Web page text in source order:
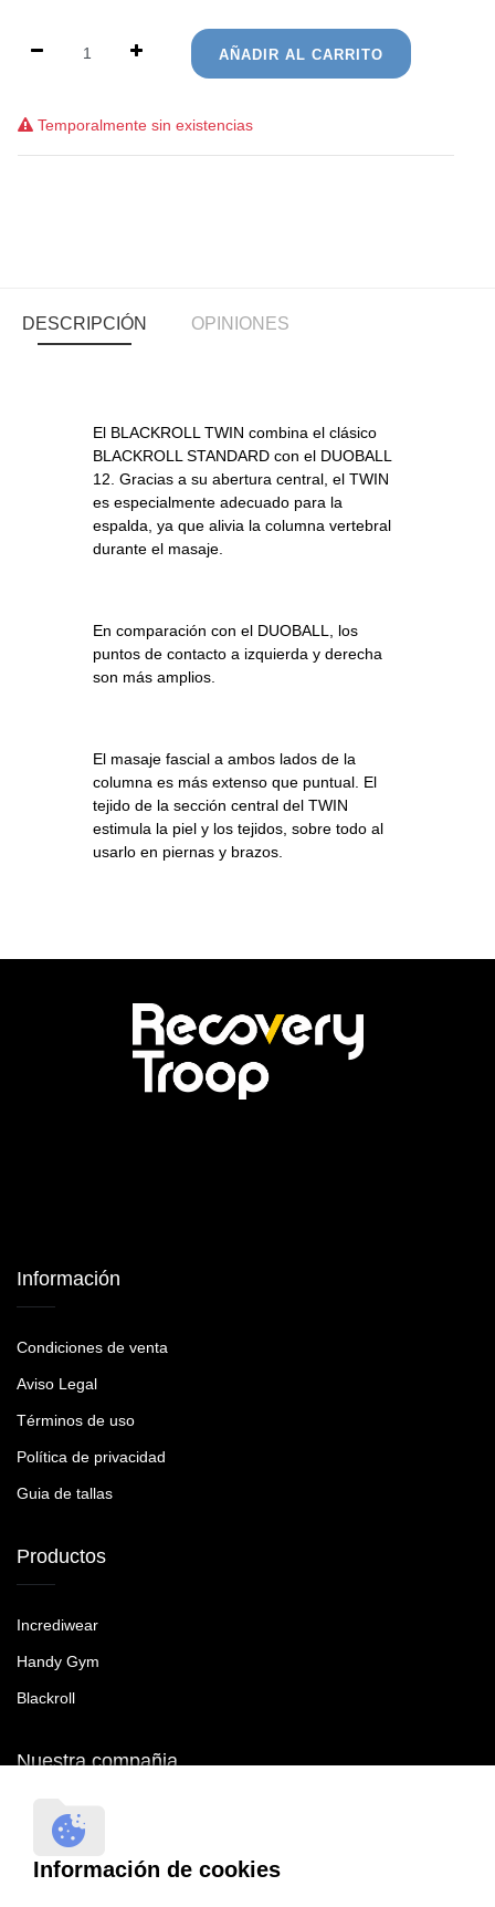
AÑADIR AL CARRITO
Temporalmente sin existencias
DESCRIPCIÓN OPINIONES
El BLACKROLL TWIN combina el clásico
BLACKROLL STANDARD con el DUOBALL
12. Gracias a su abertura central, el TWIN
es especialmente adecuado para la
espalda, ya que alivia la columna vertebral
durante el masaje.
En comparación con el DUOBALL, los
puntos de contacto a izquierda y derecha
son más amplios.
El masaje fascial a ambos lados de la
columna es más extenso que puntual. El
tejido de la sección central del TWIN
estimula la piel y los tejidos, sobre todo al
usarlo en piernas y brazos.
Información
Condiciones de venta
Aviso Legal
Términos de uso
Política de privacidad
Guia de tallas
Productos
Incrediwear
Handy Gym
Blackroll
Nuestra compañia
RecoveryTroop SL B90465287
41092 Sevilla
Información de cookies